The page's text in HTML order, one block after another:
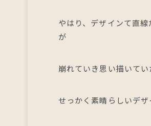
やはり、デザインて直
が
崩れていき思い描いて
せっかく素晴らしいデ